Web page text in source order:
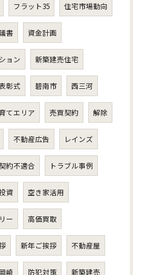
フラット35 住宅市場動向
書 資金計画
ョン 新築建売住宅
彰式 碧南市 西三河
てエリア 売買契約 解除
不動産広告 レインズ
契約不適合 トラブル事例
資 空き家活用
ー 高価買取
新年ご挨拶 不動産屋
岡崎 防犯対策 新築建売